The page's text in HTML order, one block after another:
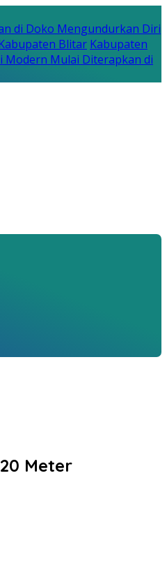
di Doko Mengundurkan Diri
Blitar Kabupaten
Modern Mulai Diterapkan di
Meter